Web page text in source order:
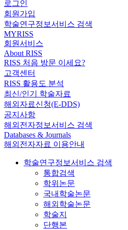
로그인
회원가입
학술연구정보서비스 검색
MYRISS
회원서비스
About RISS
RISS 처음 방문 이세요?
고객센터
RISS 활용도 분석
최신/인기 학술자료
해외자료신청(E-DDS)
공지사항
해외전자정보서비스 검색
Databases & Journals
해외전자자료 이용안내
학술연구정보서비스 검색
통합검색
학위논문
국내학술논문
해외학술논문
학술지
단행본